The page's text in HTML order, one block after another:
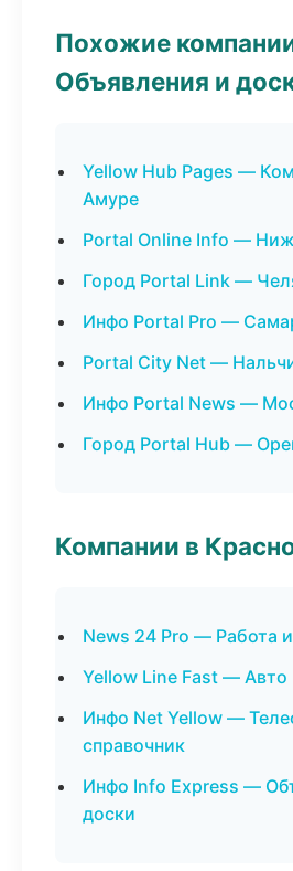
Похожие
Объявления и
Yellow Hub Pages —
Амуре
Portal Online Info —
Город Portal Link —
Инфо Portal Pro —
Portal City Net —
Инфо Portal News —
Город Portal Hub —
Компании в
News 24 Pro — Работа
Yellow Line Fast — Авто
Инфо Net Yellow —
справочник
Инфо Info Express —
доски